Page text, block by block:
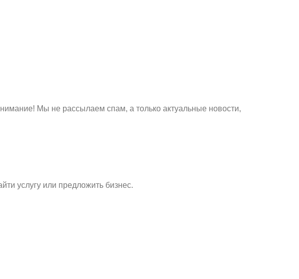
Мы не рассылаем спам, а только актуальные новости,
услугу или предложить бизнес.